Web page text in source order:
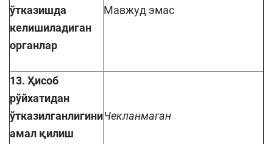
ўтказишда
келишиладиган
органлар
Мавжуд эмас
13. Ҳисоб
рўйхатидан
ўтказилганлигини
амал қилиш
Чекланмаган